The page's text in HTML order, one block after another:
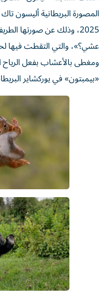
المصورة البريطانية أليسون
2025، وذلك عن صورتها
عشي؟»، والتي التقطت فيها
ومغطى بالأعشاب بفعل
«بيمبتون» في يوركشاير